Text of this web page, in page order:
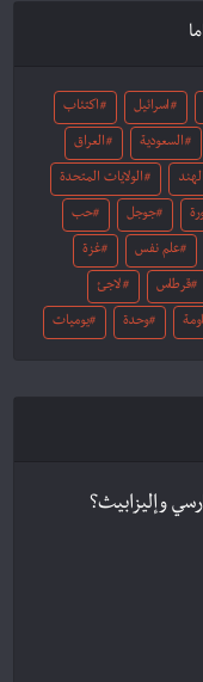
اسرائيل اكتئاب
السعودية العراق
الهند الولايات المتحدة
جوجل حب
علم نفس غزة
قرطاس لاجئ
وحدة يوميات
وإليزابيث؟